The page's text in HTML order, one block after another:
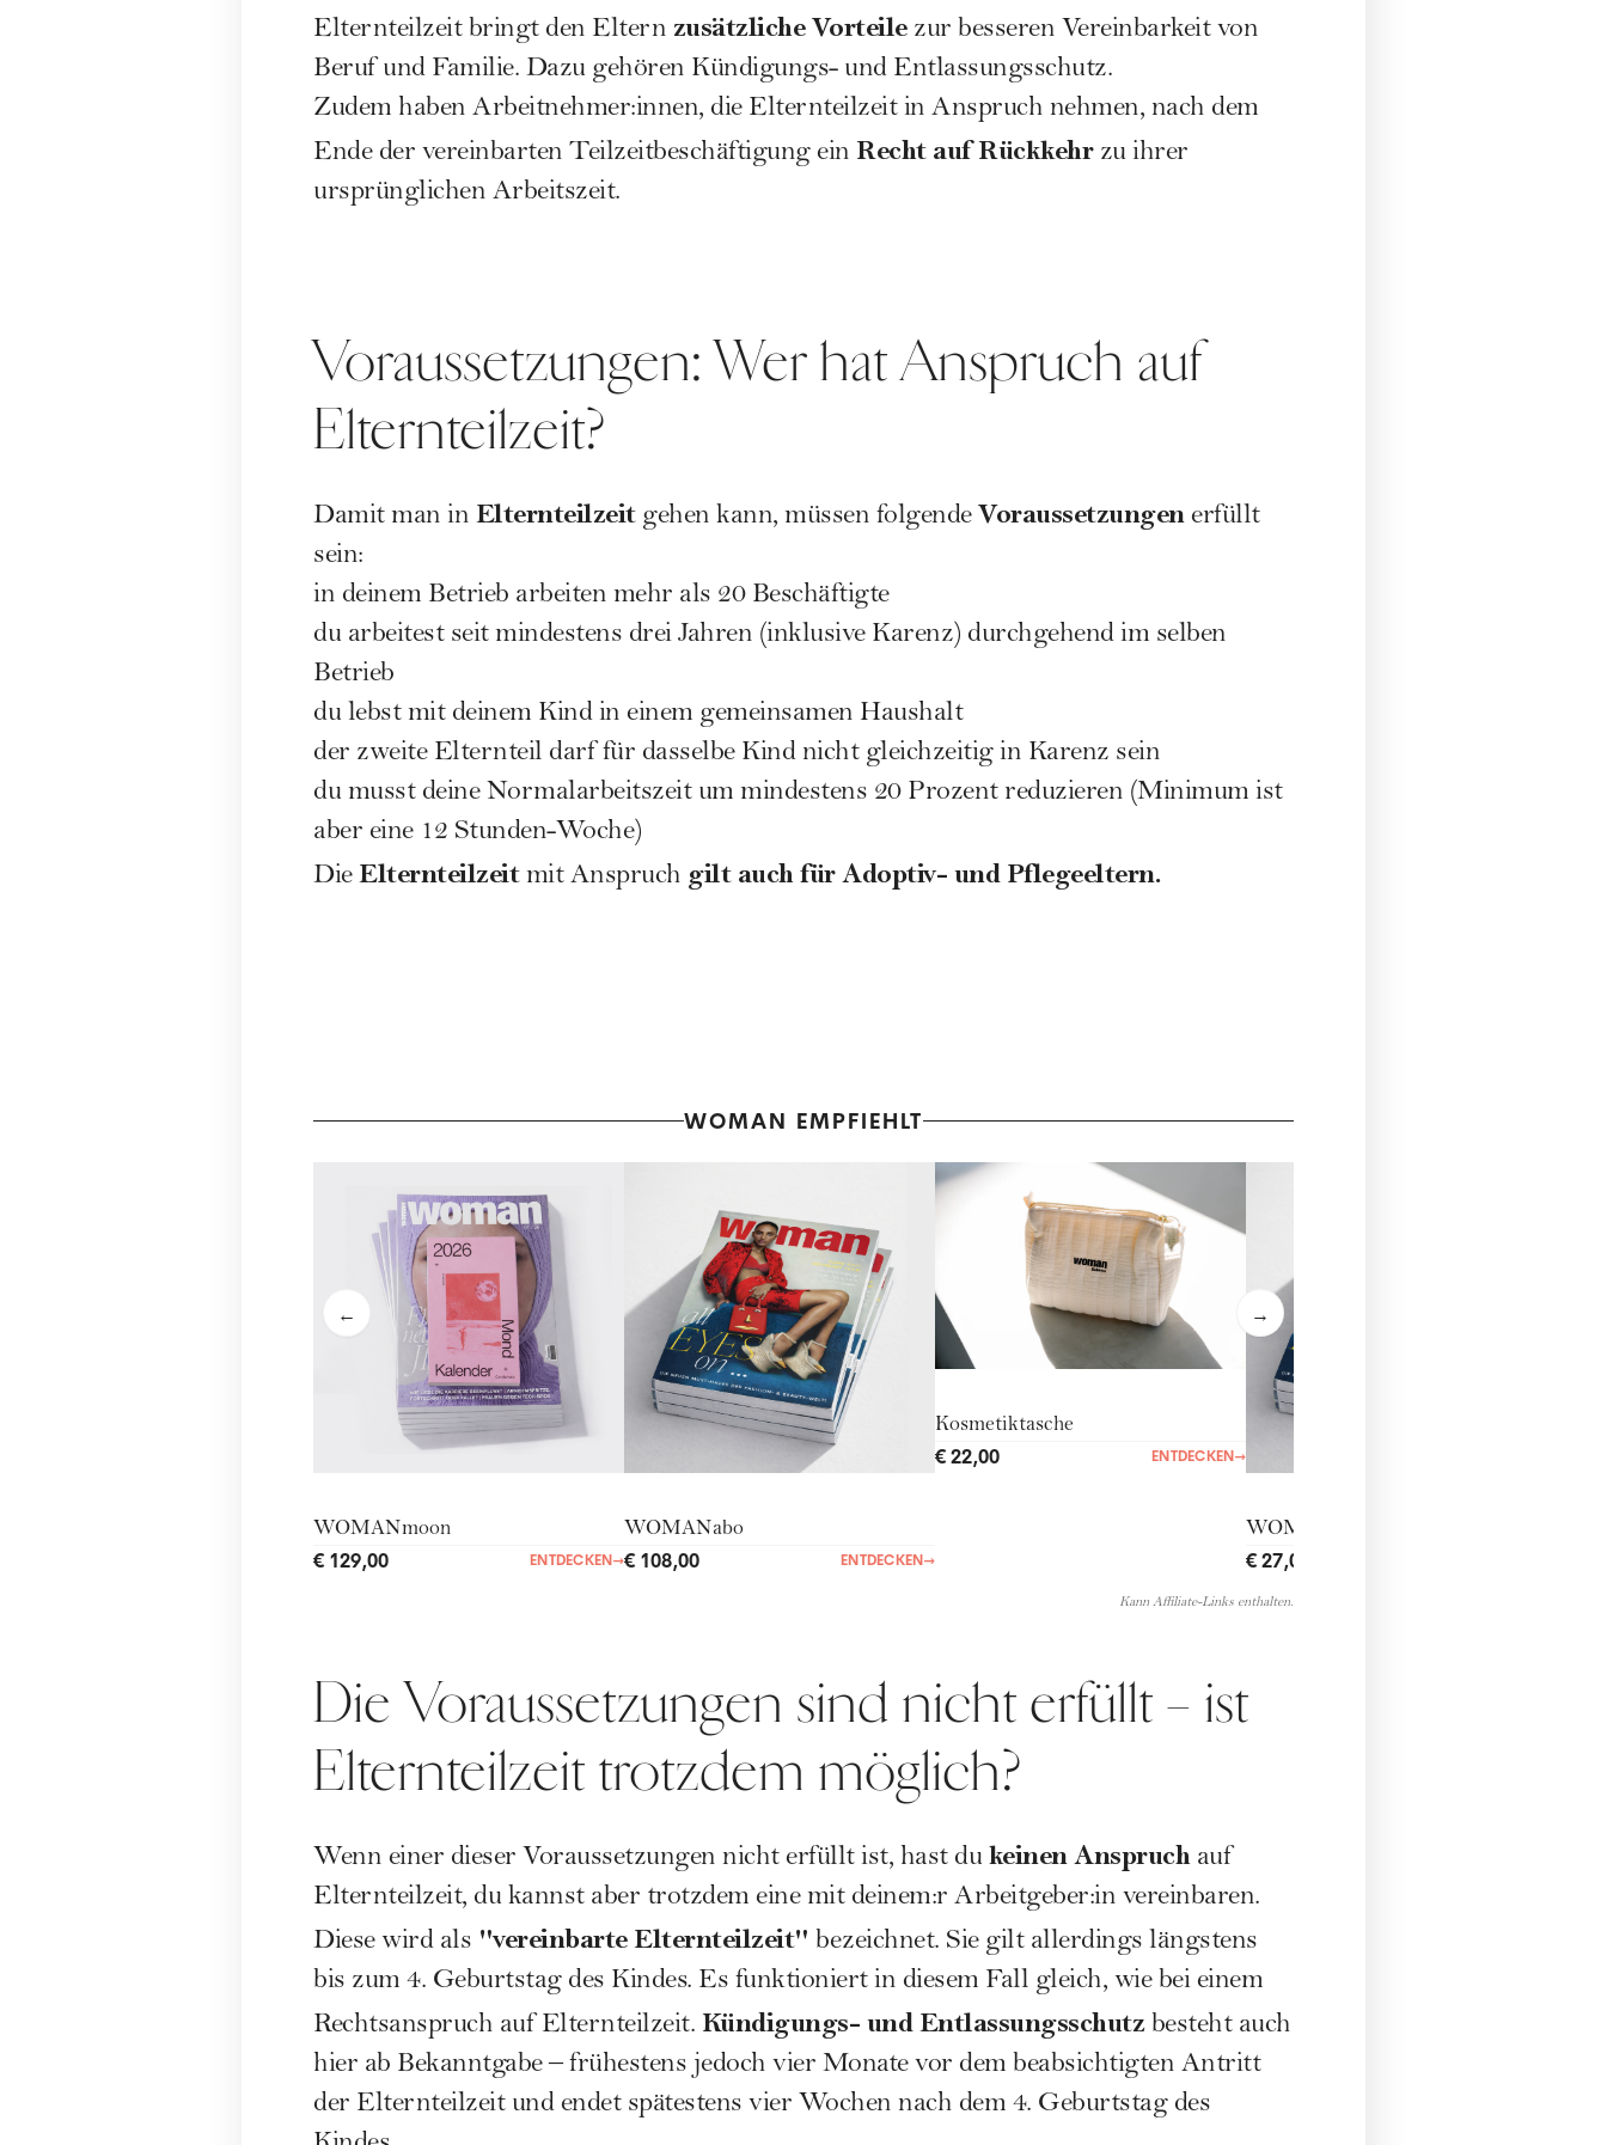
Elternteilzeit bringt den Eltern zusätzliche Vorteilezur besseren Vereinbarkeit von
Beruf und Familie. Dazu gehören Kündigungs- und Entlassungsschutz.
Zudem haben Arbeitnehmer:innen, die Elternteilzeit in Anspruch nehmen, nach dem
Ende der vereinbarten Teilzeitbeschäftigung ein Recht auf Rückkehrzu ihrer
ursprünglichen Arbeitszeit.
Voraussetzungen: Wer hat Anspruch auf
Elternteilzeit?
Damit man in Elternteilzeitgehen kann, müssen folgende Voraussetzungenerfüllt
sein:
in deinem Betrieb arbeiten mehr als 20 Beschäftigte
du arbeitest seit mindestens drei Jahren (inklusive Karenz) durchgehend im selben
Betrieb
du lebst mit deinem Kind in einem gemeinsamen Haushalt
der zweite Elternteil darf für dasselbe Kind nicht gleichzeitig in Karenz sein
du musst deine Normalarbeitszeit um mindestens 20 Prozent reduzieren (Minimum ist
aber eine 12 Stunden-Woche)
Die Elternteilzeitmit Anspruch gilt auch für Adoptiv- und Pflegeeltern.
WOMAN EMPFIEHLT
← →
WOMANmoon
€ 129,00 ENTDECKEN→
WOMANabo
€ 108,00 ENTDECKEN→
Kosmetiktasche
€ 22,00 ENTDECKEN→
WOMANabo QUARTERLY
€ 27,00
Kann Affiliate-Links enthalten.
Die Voraussetzungen sind nicht erfüllt – ist
Elternteilzeit trotzdem möglich?
Wenn einer dieser Voraussetzungen nicht erfüllt ist, hast du keinen Anspruchauf
Elternteilzeit, du kannst aber trotzdem eine mit deinem:r Arbeitgeber:in vereinbaren.
Diese wird als "vereinbarte Elternteilzeit" bezeichnet. Sie gilt allerdings längstens
bis zum 4. Geburtstag des Kindes. Es funktioniert in diesem Fall gleich, wie bei einem
Rechtsanspruch auf Elternteilzeit. Kündigungs- und Entlassungsschutzbesteht auch
hier ab Bekanntgabe – frühestens jedoch vier Monate vor dem beabsichtigten Antritt
der Elternteilzeit und endet spätestens vier Wochen nach dem 4. Geburtstag des